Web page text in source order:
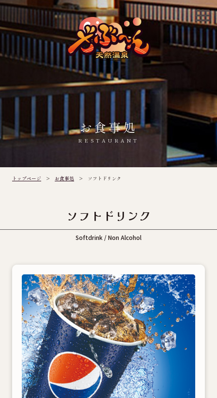
お食事処
RESTAURANT
トップページ > お食事処 > ソフトドリンク
ソフトドリンク
Softdrink / Non Alcohol